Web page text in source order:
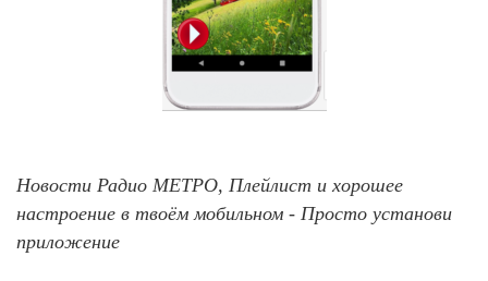
Новости Радио МЕТРО, Плейлист и хорошее
настроение в твоём мобильном - Просто установи
приложение